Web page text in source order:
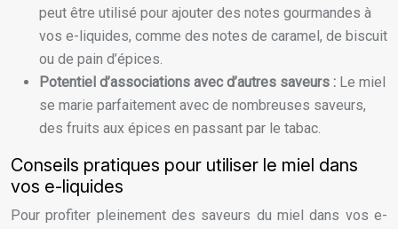
peut être utilisé pour ajouter des notes gourmandes à
vos e-liquides, comme des notes de caramel, de biscuit
ou de pain d’épices.
Potentiel d’associations avec d’autres saveurs : Le miel
se marie parfaitement avec de nombreuses saveurs,
des fruits aux épices en passant par le tabac.
Conseils pratiques pour utiliser le miel dans
vos e-liquides
Pour profiter pleinement des saveurs du miel dans vos e-